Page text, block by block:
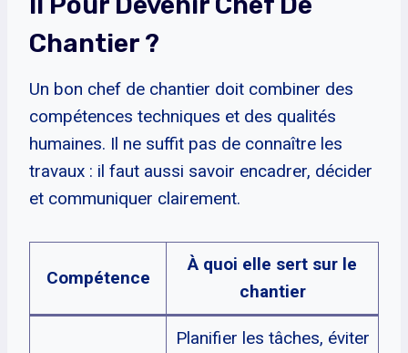
Chantier ?
Un bon chef de chantier doit combiner des
compétences techniques et des qualités
humaines. Il ne suffit pas de connaître les
travaux : il faut aussi savoir encadrer, décider
et communiquer clairement.
Compétence
À quoi elle sert sur le
chantier
Planifier les tâches, éviter